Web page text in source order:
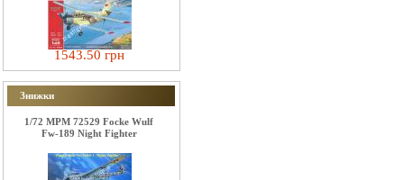
1543.50 грн
Знижки
1/72 MPM 72529 Focke Wulf
Fw-189 Night Fighter